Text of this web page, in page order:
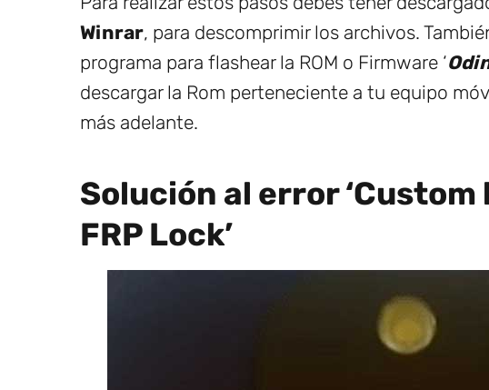
Winrar, para descomprimir los archivos.
programa para flashear la ROM o Firmware ‘
descargar la Rom perteneciente a tu equipo
más adelante.
Solución al error
FRP Lock’